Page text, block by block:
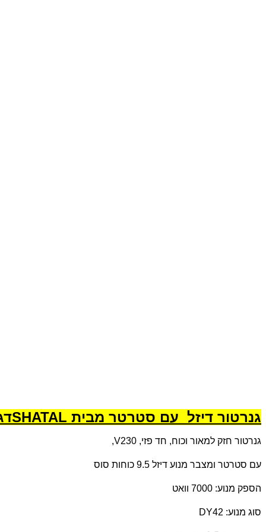
גנרטור דיזל עם סטרטר מבית SHATAL
גנרטור חזק למאור וכוח, חד פזי, 230 V
,
עם סטרטר ומצבר מנוע דיזל 9.5 כוחות סוס
הספק מנוע: 7000 וואט
סוג מנוע: DY42